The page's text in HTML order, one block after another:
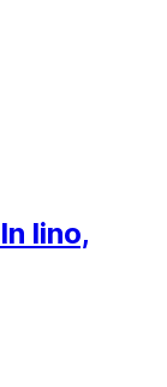
In lino,